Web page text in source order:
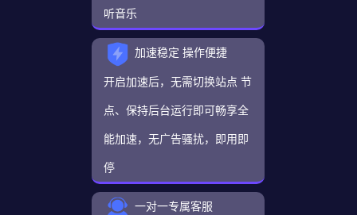
听音乐
加速稳定 操作便捷
开启加速后，无需切换站点 节
点、保持后台运行即可畅享全
能加速，无广告骚扰，即用即
停
一对一专属客服